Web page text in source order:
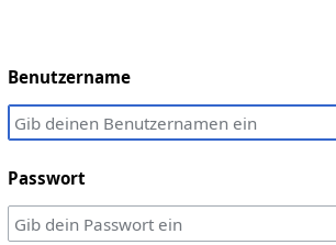
Benutzername
Passwort